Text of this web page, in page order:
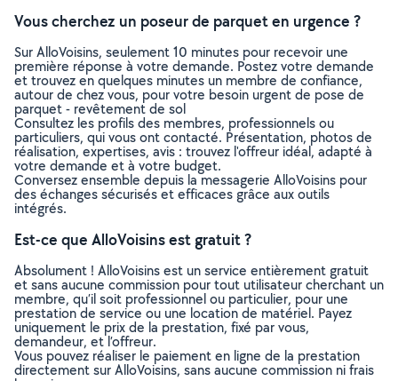
Vous cherchez un poseur de parquet en urgence ?
Sur AlloVoisins, seulement 10 minutes pour recevoir une
première réponse à votre demande. Postez votre demande
et trouvez en quelques minutes un membre de confiance,
autour de chez vous, pour votre besoin urgent de pose de
parquet - revêtement de sol
Consultez les profils des membres, professionnels ou
particuliers, qui vous ont contacté. Présentation, photos de
réalisation, expertises, avis : trouvez l'offreur idéal, adapté à
votre demande et à votre budget.
Conversez ensemble depuis la messagerie AlloVoisins pour
des échanges sécurisés et efficaces grâce aux outils
intégrés.
Est-ce que AlloVoisins est gratuit ?
Absolument ! AlloVoisins est un service entièrement gratuit
et sans aucune commission pour tout utilisateur cherchant un
membre, qu’il soit professionnel ou particulier, pour une
prestation de service ou une location de matériel. Payez
uniquement le prix de la prestation, fixé par vous,
demandeur, et l’offreur.
Vous pouvez réaliser le paiement en ligne de la prestation
directement sur AlloVoisins, sans aucune commission ni frais